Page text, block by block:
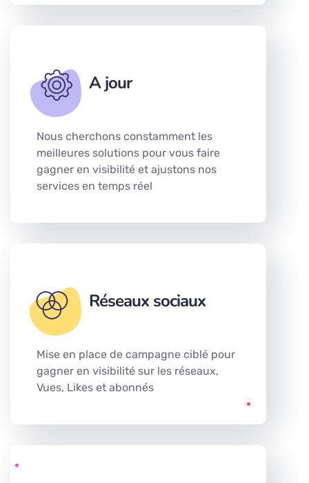
A jour
Nous cherchons constamment les
meilleures solutions pour vous faire
gagner en visibilité et ajustons nos
services en temps réel
Réseaux sociaux
Mise en place de campagne ciblé pour
gagner en visibilité sur les réseaux,
Vues, Likes et abonnés